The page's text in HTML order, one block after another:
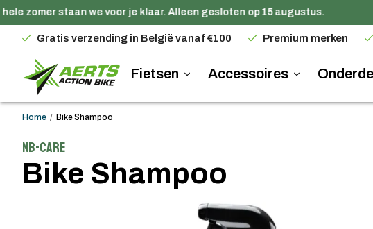
zomer staan we voor je klaar. Alleen gesloten op 15 augustus.
Gratis verzending in België vanaf €100 Premium merken
Fietsen Accessoires
Home / Bike Shampoo
NB-Care
Bike Shampoo